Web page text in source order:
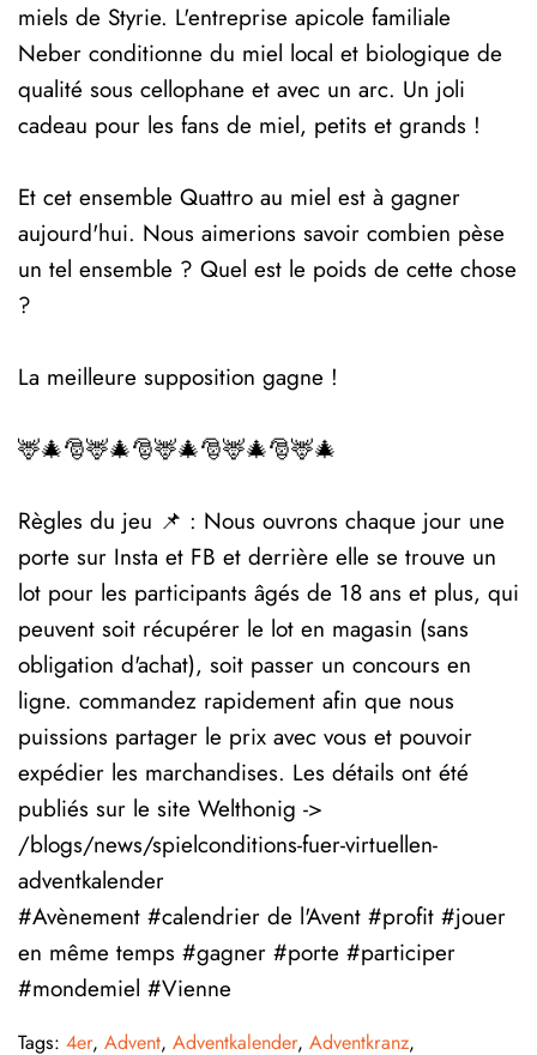
miels de Styrie. L'entreprise apicole familiale
Neber conditionne du miel local et biologique de
qualité sous cellophane et avec un arc. Un joli
cadeau pour les fans de miel, petits et grands !
Et cet ensemble Quattro au miel est à gagner
aujourd'hui. Nous aimerions savoir combien pèse
un tel ensemble ? Quel est le poids de cette chose
?
La meilleure supposition gagne !
🦌🎄🎅🦌🎄🎅🦌🎄🎅🦌🎄🎅🦌🎄
Règles du jeu 📌 : Nous ouvrons chaque jour une
porte sur Insta et FB et derrière elle se trouve un
lot pour les participants âgés de 18 ans et plus, qui
peuvent soit récupérer le lot en magasin (sans
obligation d'achat), soit passer un concours en
ligne. commandez rapidement afin que nous
puissions partager le prix avec vous et pouvoir
expédier les marchandises. Les détails ont été
publiés sur le site Welthonig ->
/blogs/news/spielconditions-fuer-virtuellen-
adventkalender
#Avènement #calendrier de l'Avent #profit #jouer
en même temps #gagner #porte #participer
#mondemiel #Vienne
Tags: 4er, Advent, Adventkalender, Adventkranz,